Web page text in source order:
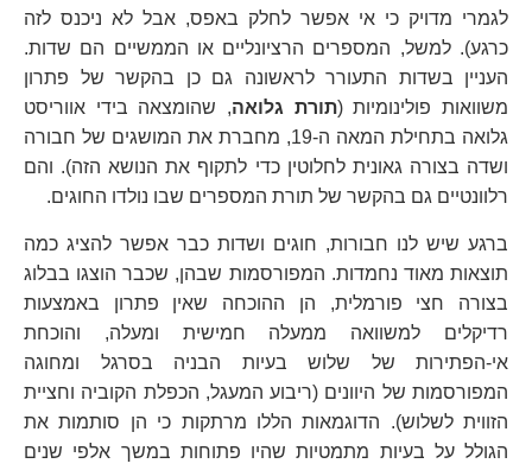
לגמרי מדויק כי אי אפשר לחלק באפס, אבל לא ניכנס לזה
כרגע). למשל, המספרים הרציונליים או הממשיים הם שדות.
העניין בשדות התעורר לראשונה גם כן בהקשר של פתרון
משוואות פולינומיות (תורת גלואה, שהומצאה בידי אווריסט
גלואה בתחילת המאה ה-19, מחברת את המושגים של חבורה
ושדה בצורה גאונית לחלוטין כדי לתקוף את הנושא הזה). והם
רלוונטיים גם בהקשר של תורת המספרים שבו נולדו החוגים.
ברגע שיש לנו חבורות, חוגים ושדות כבר אפשר להציג כמה
תוצאות מאוד נחמדות. המפורסמות שבהן, שכבר הוצגו בבלוג
בצורה חצי פורמלית, הן ההוכחה שאין פתרון באמצעות
רדיקלים למשוואה ממעלה חמישית ומעלה, והוכחת
אי-הפתירות של שלוש בעיות הבניה בסרגל ומחוגה
המפורסמות של היוונים (ריבוע המעגל, הכפלת הקוביה וחציית
הזווית לשלוש). הדוגמאות הללו מרתקות כי הן סותמות את
הגולל על בעיות מתמטיות שהיו פתוחות במשך אלפי שנים